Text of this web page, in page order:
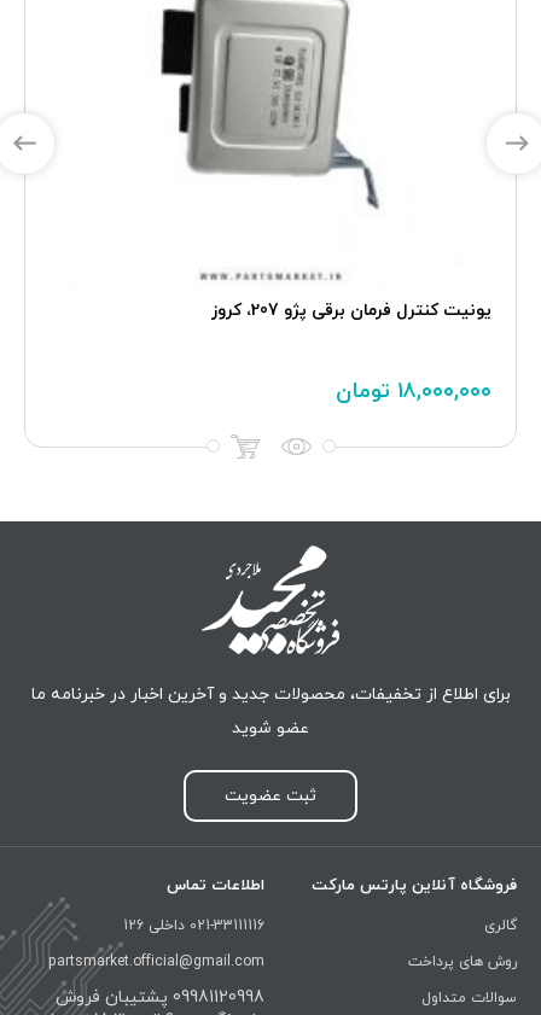
یونیت کنترل فرمان برقی پژو 207، کروز
۱۸,۰۰۰,۰۰۰ تومان
برای اطلاع از تخفیفات، محصولات جدید و آخرین اخبار در خبرنامه ما
عضو شوید
ثبت عضویت
فروشگاه آنلاین پارتس مارکت
گالری
روش های پرداخت
سوالات متداول
اطلاعات تماس
021-33111116 داخلی 126
partsmarket.official@gmail.com
09981120998 پشتیبان فروش